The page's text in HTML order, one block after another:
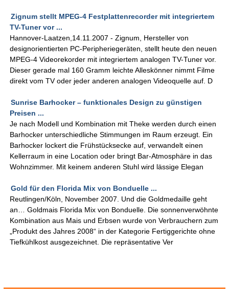
Zignum stellt MPEG-4 Festplattenrecorder mit integriertem
TV-Tuner vor ...
Hannover-Laatzen,14.11.2007 - Zignum, Hersteller von
designorientierten PC-Peripheriegeräten, stellt heute den neuen
MPEG-4 Videorekorder mit integriertem analogen TV-Tuner vor.
Dieser gerade mal 160 Gramm leichte Alleskönner nimmt Filme
direkt vom TV oder jeder anderen analogen Videoquelle auf. D
Sunrise Barhocker – funktionales Design zu günstigen
Preisen ...
Je nach Modell und Kombination mit Theke werden durch einen
Barhocker unterschiedliche Stimmungen im Raum erzeugt. Ein
Barhocker lockert die Frühstücksecke auf, verwandelt einen
Kellerraum in eine Location oder bringt Bar-Atmosphäre in das
Wohnzimmer. Mit keinem anderen Stuhl wird lässige Elegan
Gold für den Florida Mix von Bonduelle ...
Reutlingen/Köln, November 2007. Und die Goldmedaille geht
an… Goldmais Florida Mix von Bonduelle. Die sonnenverwöhnte
Kombination aus Mais und Erbsen wurde von Verbrauchern zum
„Produkt des Jahres 2008“ in der Kategorie Fertiggerichte ohne
Tiefkühlkost ausgezeichnet. Die repräsentative Ver